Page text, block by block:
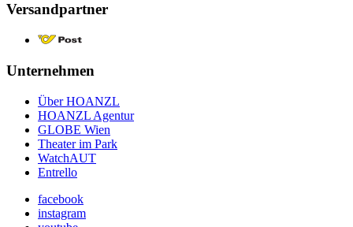
Versandpartner
Unternehmen
Über HOANZL
HOANZL Agentur
GLOBE Wien
Theater im Park
WatchAUT
Entrello
facebook
instagram